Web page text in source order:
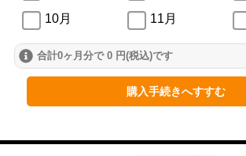
10月 11月
2024年
2月
7月 8月
合計0ヶ月分で 0 円(税込)です
購入手続きへすすむ